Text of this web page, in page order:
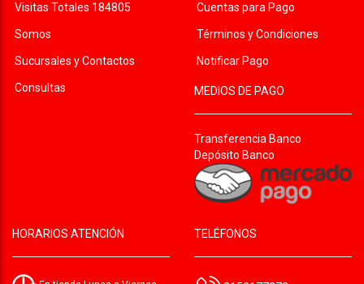
Visitas Totales 184805
Somos
Sucursales y Contactos
Consultas
Cuentas para Pago
Términos y Condiciones
Notificar Pago
MEDIOS DE PAGO
Transferencia Banco
Depósito Banco
HORARIOS ATENCIÓN TELÉFONOS